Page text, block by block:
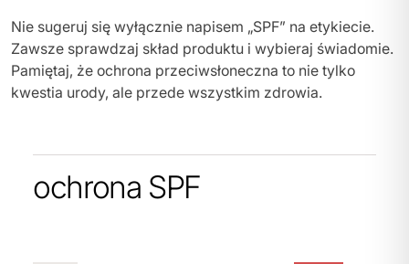
Nie sugeruj się wyłącznie napisem „SPF” na etykiecie.
Zawsze sprawdzaj skład produktu i wybieraj świadomie.
Pamiętaj, że ochrona przeciwsłoneczna to nie tylko
kwestia urody, ale przede wszystkim zdrowia.
ochrona SPF